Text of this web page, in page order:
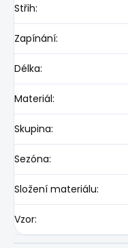
Střih:
Zapínání:
Délka:
Materiál:
Skupina:
Sezóna:
Složení materiálu:
Vzor: